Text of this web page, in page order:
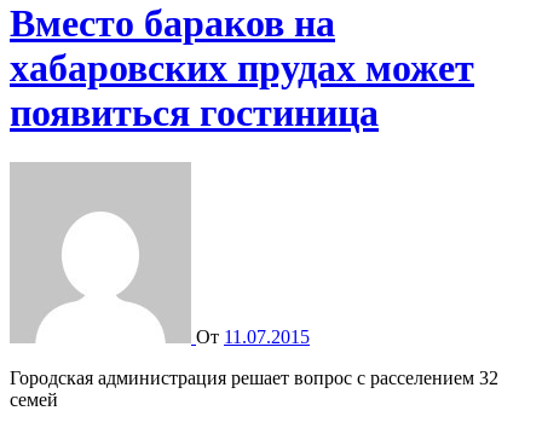
Вместо бараков на
хабаровских прудах может
появиться гостиница
От 11.07.2015
Городская администрация решает вопрос с расселением 32
семей